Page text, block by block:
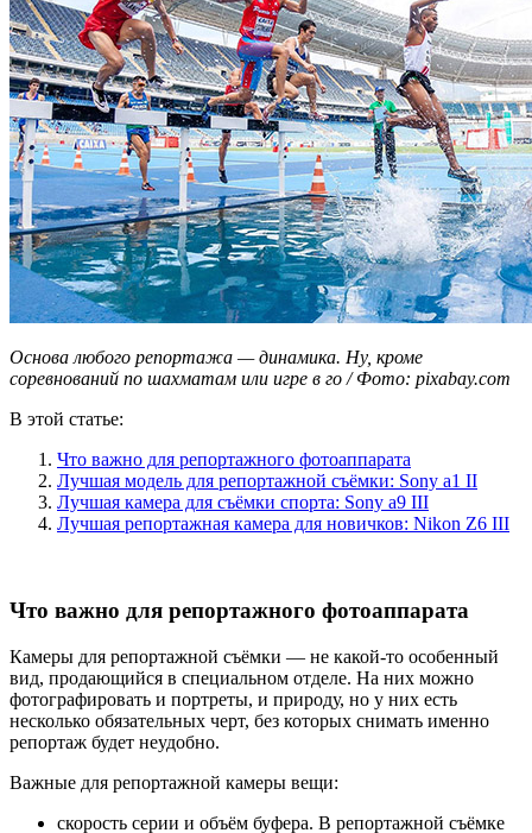
Основа любого репортажа — динамика. Ну, кроме
соревнований по шахматам или игре в го / Фото: pixabay.com
В этой статье:
Что важно для репортажного фотоаппарата
Лучшая модель для репортажной съёмки: Sony a1 II
Лучшая камера для съёмки спорта: Sony а9 III
Лучшая репортажная камера для новичков: Nikon Z6 III
Что важно для репортажного фотоаппарата
Камеры для репортажной съёмки — не какой-то особенный
вид, продающийся в специальном отделе. На них можно
фотографировать и портреты, и природу, но у них есть
несколько обязательных черт, без которых снимать именно
репортаж будет неудобно.
Важные для репортажной камеры вещи:
скорость серии и объём буфера. В репортажной съёмке